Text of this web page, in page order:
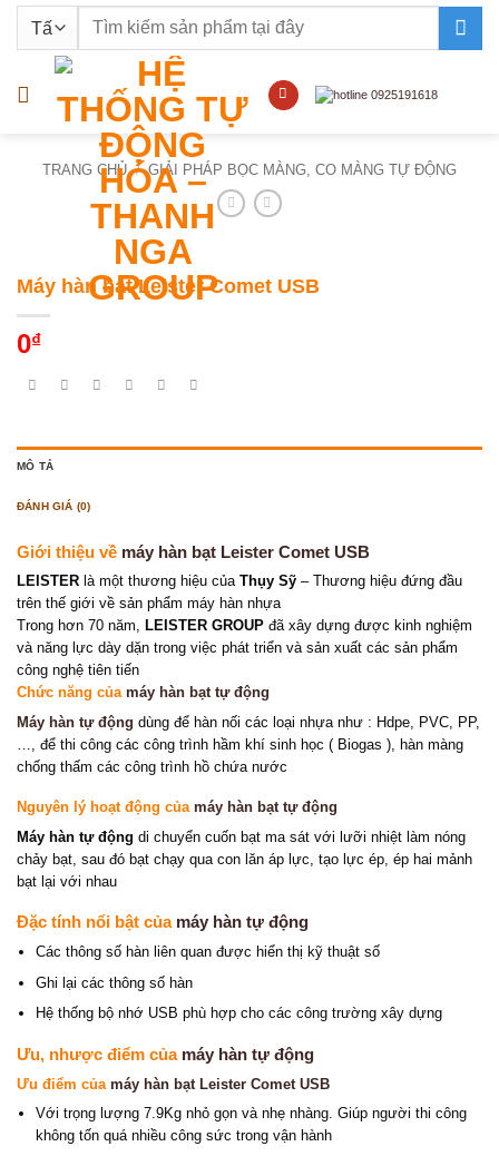
nội
Tìm
TRANG CHỦ / GIẢI PHÁP BỌC MÀNG, CO MÀNG TỰ ĐỘNG
Máy hàn bạt Leister Comet USB
0₫
MÔ TẢ
ĐÁNH GIÁ (0)
Giới thiệu về máy hàn bạt Leister Comet USB
LEISTER là một thương hiệu của Thụy Sỹ – Thương hiệu đứng đầu
trên thế giới về sản phẩm máy hàn nhựa
Trong hơn 70 năm, LEISTER GROUP đã xây dựng được kinh nghiệm
và năng lực dày dặn trong việc phát triển và sản xuất các sản phẩm
công nghệ tiên tiến
Chức năng của máy hàn bạt tự động
Máy hàn tự động dùng để hàn nối các loại nhựa như : Hdpe, PVC, PP,
…, để thi công các công trình hầm khí sinh học ( Biogas ), hàn màng
chống thấm các công trình hồ chứa nước
Nguyên lý hoạt động của máy hàn bạt tự động
Máy hàn tự động di chuyển cuốn bạt ma sát với lưỡi nhiệt làm nóng
chảy bạt, sau đó bạt chạy qua con lăn áp lực, tạo lực ép, ép hai mảnh
bạt lại với nhau
Đặc tính nổi bật của máy hàn tự động
Các thông số hàn liên quan được hiển thị kỹ thuật số
Ghi lại các thông số hàn
Hệ thống bộ nhớ USB phù hợp cho các công trường xây dựng
Ưu, nhược điểm của máy hàn tự động
Ưu điểm của máy hàn bạt Leister Comet USB
Với trọng lượng 7.9Kg nhỏ gọn và nhẹ nhàng. Giúp người thi công
không tốn quá nhiều công sức trong vận hành